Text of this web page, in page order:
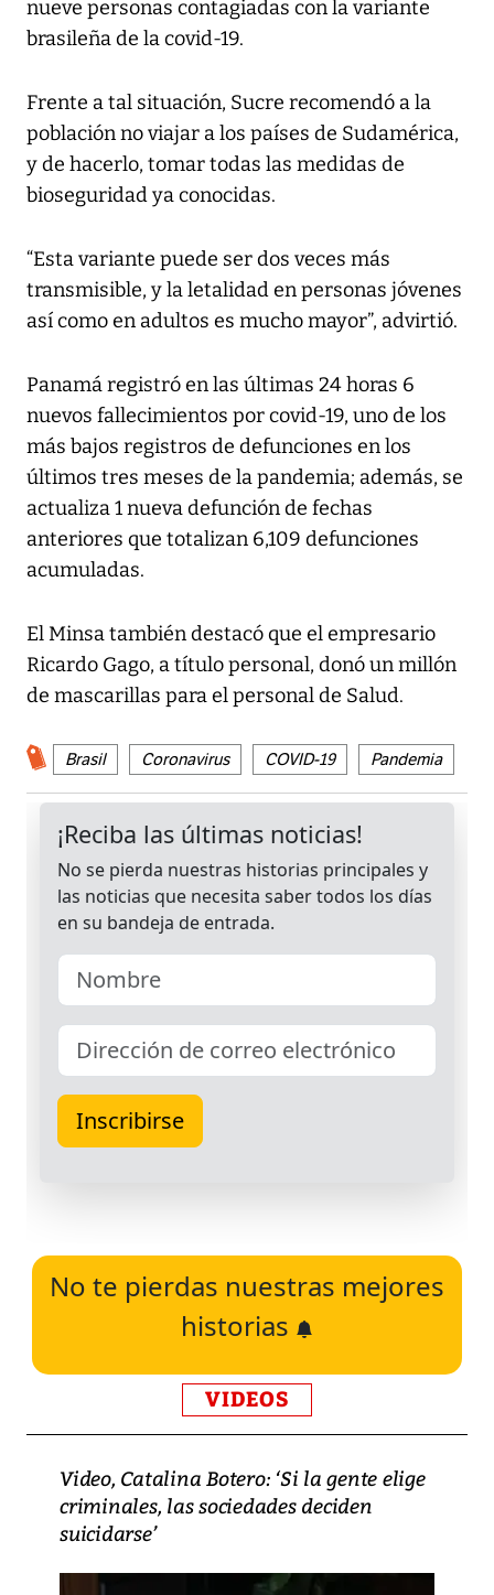
nueve personas contagiadas con la variante
brasileña de la covid-19.
Frente a tal situación, Sucre recomendó a la
población no viajar a los países de Sudamérica,
y de hacerlo, tomar todas las medidas de
bioseguridad ya conocidas.
“Esta variante puede ser dos veces más
transmisible, y la letalidad en personas jóvenes
así como en adultos es mucho mayor”, advirtió.
Panamá registró en las últimas 24 horas 6
nuevos fallecimientos por covid-19, uno de los
más bajos registros de defunciones en los
últimos tres meses de la pandemia; además, se
actualiza 1 nueva defunción de fechas
anteriores que totalizan 6,109 defunciones
acumuladas.
El Minsa también destacó que el empresario
Ricardo Gago, a título personal, donó un millón
de mascarillas para el personal de Salud.
Brasil Coronavirus COVID-19 Pandemia
No te pierdas nuestras mejores
historias
VIDEOS
Video, Catalina Botero: ‘Si la gente elige
criminales, las sociedades deciden
suicidarse’